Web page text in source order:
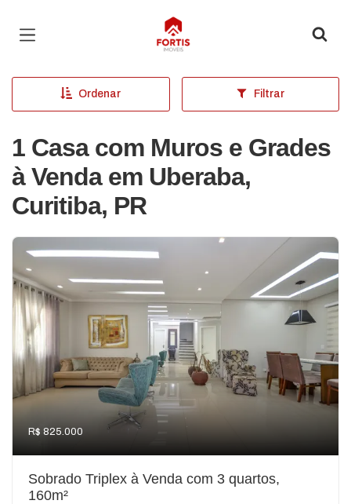
Página inicial
Ordenar Filtrar
1 Casa com Muros e Grades
à Venda em Uberaba,
Curitiba, PR
R$ 825.000
Sobrado Triplex à Venda com 3 quartos,
160m²